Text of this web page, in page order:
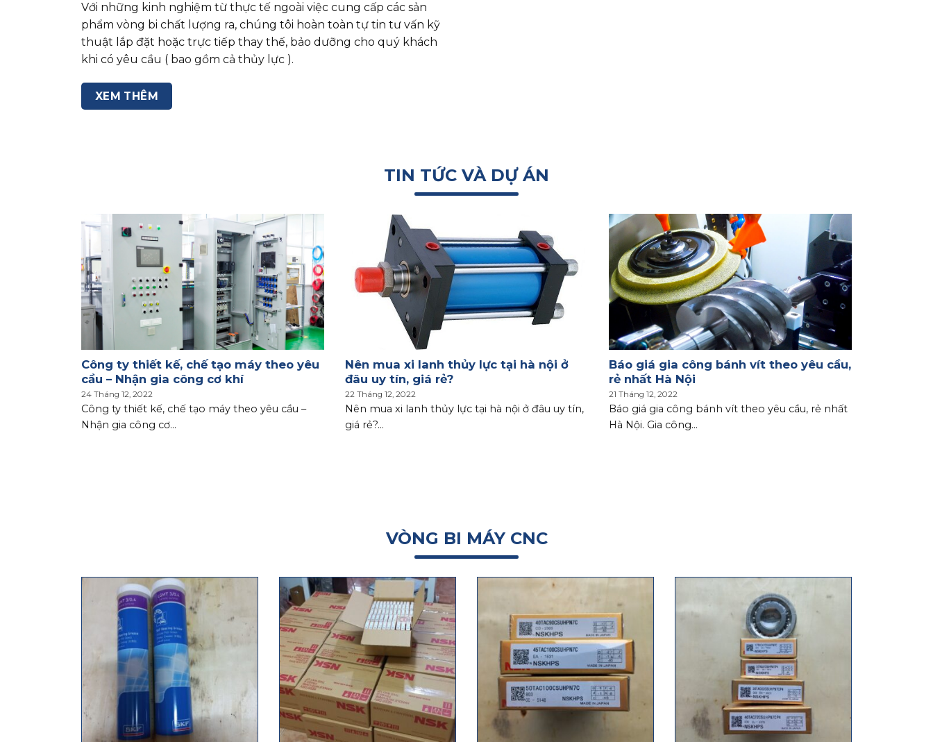
Với những kinh nghiệm từ thực tế ngoài việc cung cấp các sản
phẩm vòng bi chất lượng ra, chúng tôi hoàn toàn tự tin tư vấn kỹ
thuật lắp đặt hoặc trực tiếp thay thế, bảo dưỡng cho quý khách
khi có yêu cầu ( bao gồm cả thủy lực ).
XEM THÊM
TIN TỨC VÀ DỰ ÁN
Công ty thiết kế, chế tạo máy theo yêu
cầu – Nhận gia công cơ khí
24 Tháng 12, 2022
Công ty thiết kế, chế tạo máy theo yêu cầu –
Nhận gia công cơ...
Nên mua xi lanh thủy lực tại hà nội ở
đâu uy tín, giá rẻ?
22 Tháng 12, 2022
Nên mua xi lanh thủy lực tại hà nội ở đâu uy tín,
giá rẻ?...
Báo giá gia công bánh vít theo yêu cầu,
rẻ nhất Hà Nội
21 Tháng 12, 2022
Báo giá gia công bánh vít theo yêu cầu, rẻ nhất
Hà Nội. Gia công...
VÒNG BI MÁY CNC